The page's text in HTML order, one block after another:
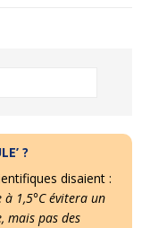
?
disaient :
1,5°C évitera un
mais pas des